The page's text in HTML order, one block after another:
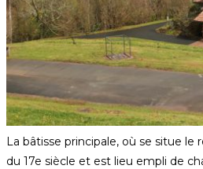
La bâtisse principale, où se situe le
du 17e siècle et est lieu empli de